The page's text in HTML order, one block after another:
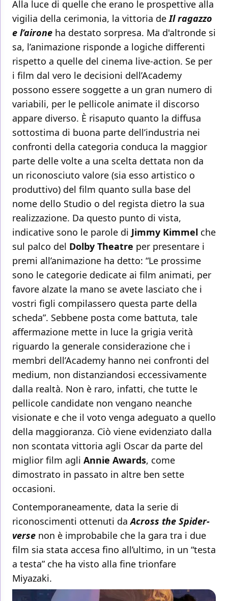
Alla luce di quelle che erano le prospettive alla
vigilia della cerimonia, la vittoria deIl ragazzo
e l’airone ha destato sorpresa. Ma d'altronde si
sa, l’animazione risponde a logiche differenti
rispetto a quelle del cinema live-action. Se per
i film dal vero le decisioni dell’Academy
possono essere soggette a un gran numero di
variabili, per le pellicole animate il discorso
appare diverso. È risaputo quanto la diffusa
sottostima di buona parte dell’industria nei
confronti della categoria conduca la maggior
parte delle volte a una scelta dettata non da
un riconosciuto valore (sia esso artistico o
produttivo) del film quanto sulla base del
nome dello Studio o del regista dietro la sua
realizzazione. Da questo punto di vista,
indicative sono le parole di Jimmy Kimmel che
sul palco del Dolby Theatre per presentare i
premi all’animazione ha detto: “Le prossime
sono le categorie dedicate ai film animati, per
favore alzate la mano se avete lasciato che i
vostri figli compilassero questa parte della
scheda”. Sebbene posta come battuta, tale
affermazione mette in luce la grigia verità
riguardo la generale considerazione che i
membri dell’Academy hanno nei confronti del
medium, non distanziandosi eccessivamente
dalla realtà. Non è raro, infatti, che tutte le
pellicole candidate non vengano neanche
visionate e che il voto venga adeguato a quello
della maggioranza. Ciò viene evidenziato dalla
non scontata vittoria agli Oscar da parte del
miglior film agli Annie Awards, come
dimostrato in passato in altre ben sette
occasioni.
Contemporaneamente, data la serie di
riconoscimenti ottenuti daAcross the Spider-
verse non è improbabile che la gara tra i due
film sia stata accesa fino all’ultimo, in un “testa
a testa” che ha visto alla fine trionfare
Miyazaki.